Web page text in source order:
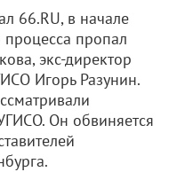
66.RU, в начале
процесса пропал
экс-директор
Игорь Разунин.
Он обвиняется